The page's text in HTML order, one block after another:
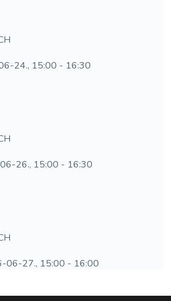
24., 15:00 - 16:30
26., 15:00 - 16:30
06-27., 15:00 - 16:00